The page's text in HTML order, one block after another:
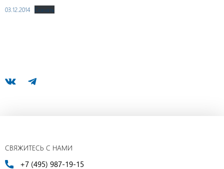
03.12.2014 Скачать
СВЯЖИТЕСЬ С НАМИ
+7 (495) 987-19-15